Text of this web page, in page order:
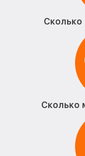
Сколько
Сколько